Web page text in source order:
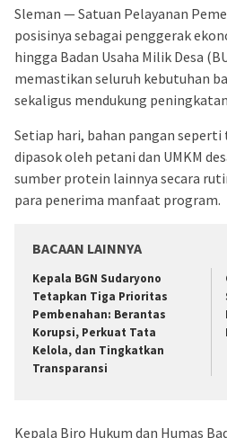
Sleman — Satuan Pelayanan
posisinya sebagai penggerak
hingga Badan Usaha Milik Desa
memastikan seluruh kebutuhan
sekaligus mendukung
Setiap hari, bahan pangan
dipasok oleh petani dan UMKM
sumber protein lainnya secara
para penerima manfaat program.
BACAAN LAINNYA
Kepala BGN Sudaryono
Tetapkan Tiga Prioritas
Pembenahan: Berantas
Korupsi, Perkuat Tata
Kelola, dan Tingkatkan
Transparansi
Kepala Biro Hukum dan Humas